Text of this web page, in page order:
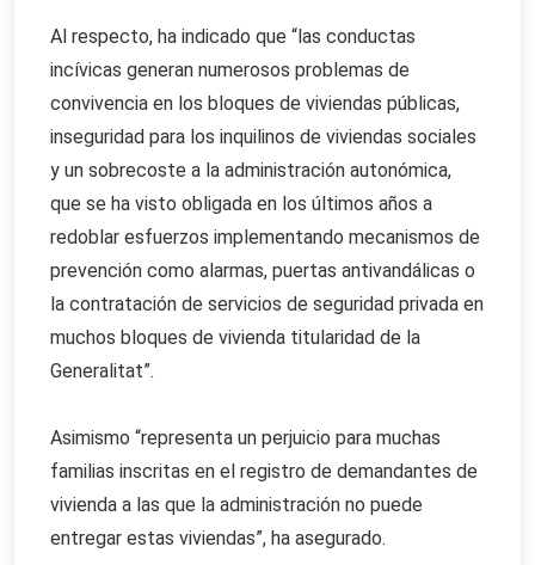
Al respecto, ha indicado que “las conductas
incívicas generan numerosos problemas de
convivencia en los bloques de viviendas públicas,
inseguridad para los inquilinos de viviendas sociales
y un sobrecoste a la administración autonómica,
que se ha visto obligada en los últimos años a
redoblar esfuerzos implementando mecanismos de
prevención como alarmas, puertas antivandálicas o
la contratación de servicios de seguridad privada en
muchos bloques de vivienda titularidad de la
Generalitat”.
Asimismo “representa un perjuicio para muchas
familias inscritas en el registro de demandantes de
vivienda a las que la administración no puede
entregar estas viviendas”, ha asegurado.